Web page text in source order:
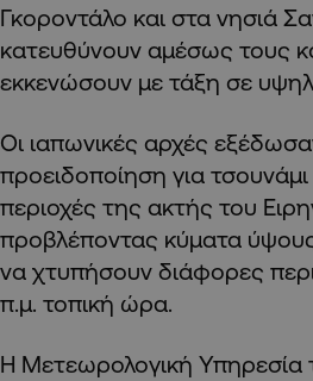
Γκοροντάλο και στα νησιά
κατευθύνουν αμέσως τους
εκκενώσουν με τάξη σε
Οι ιαπωνικές αρχές
προειδοποίηση για τσουνάμι
περιοχές της ακτής του
προβλέποντας κύματα
να χτυπήσουν διάφορες
π.μ. τοπική ώρα.
Η Μετεωρολογική Υπηρεσία